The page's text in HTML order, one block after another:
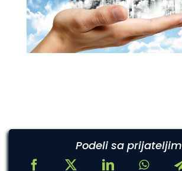
Podeli sa